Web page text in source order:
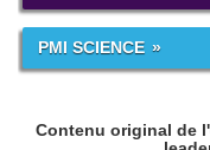
PMI SCIENCE
Contenu original de